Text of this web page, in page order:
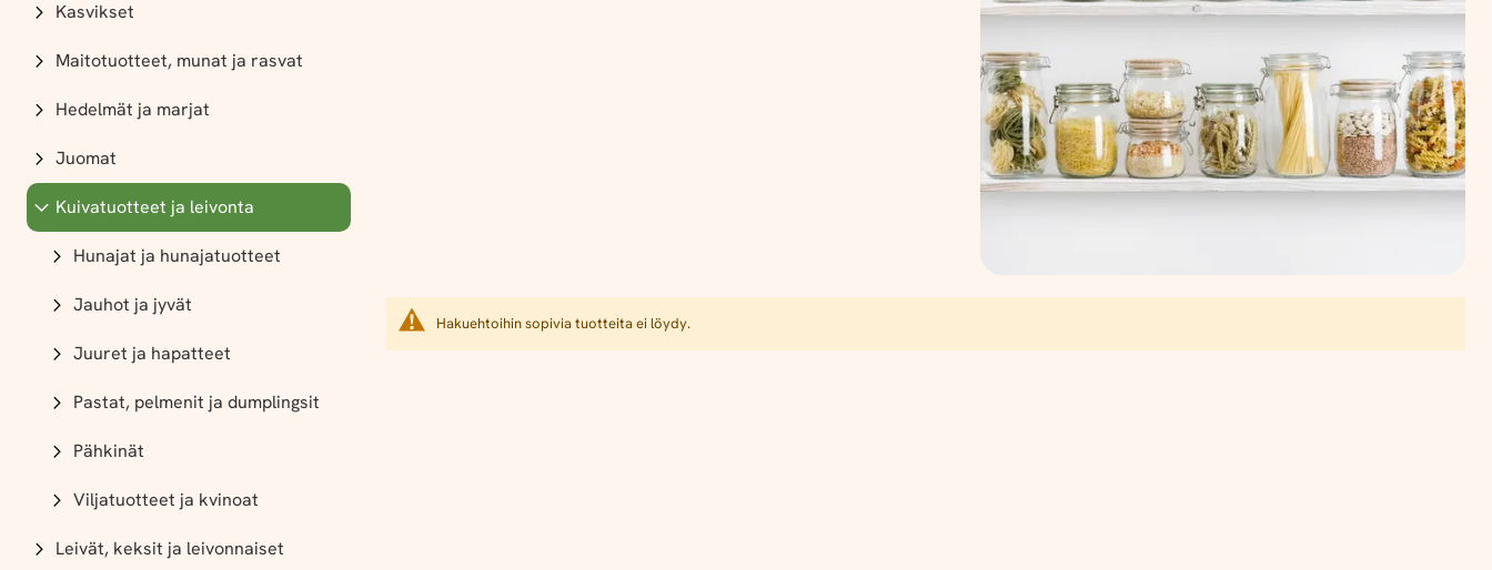
Hakuehtoihin sopivia tuotteita ei löydy.
Kasvikset
Maitotuotteet, munat ja rasvat
Hedelmät ja marjat
Juomat
Kuivatuotteet ja leivonta
Hunajat ja hunajatuotteet
Jauhot ja jyvät
Juuret ja hapatteet
Pastat, pelmenit ja dumplingsit
Pähkinät
Viljatuotteet ja kvinoat
Leivät, keksit ja leivonnaiset